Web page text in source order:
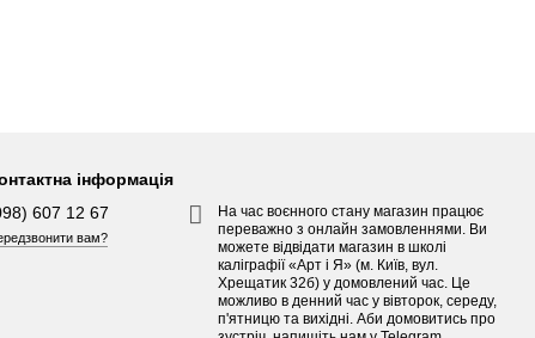
інформація
607 12 67
вам?
На час воєнного стану магазин працює
переважно з онлайн замовленнями. Ви
можете відвідати магазин в школі
каліграфії «Арт і Я» (м. Київ, вул.
Хрещатик 32б) у домовлений час. Це
можливо в денний час у вівторок, середу,
п'ятницю та вихідні. Аби домовитись про